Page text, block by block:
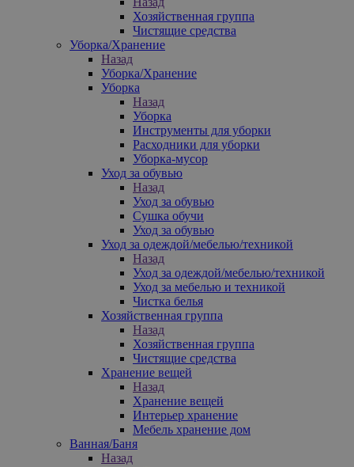
Хозяйственная группа
Чистящие средства
Уборка/Хранение
Назад
Уборка/Хранение
Уборка
Назад
Уборка
Инструменты для уборки
Расходники для уборки
Уборка-мусор
Уход за обувью
Назад
Уход за обувью
Сушка обучи
Уход за обувью
Уход за одеждой/мебелью/техникой
Назад
Уход за одеждой/мебелью/техникой
Уход за мебелью и техникой
Чистка белья
Хозяйственная группа
Назад
Хозяйственная группа
Чистящие средства
Хранение вещей
Назад
Хранение вещей
Интерьер хранение
Мебель хранение дом
Ванная/Баня
Назад